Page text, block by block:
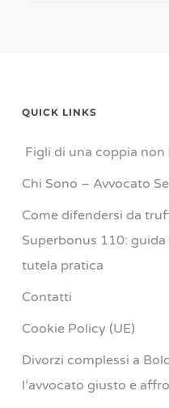
QUICK LINKS
Figli di una coppia
Chi Sono – Avvocato
Come difendersi da
Superbonus 110:
tutela pratica
Contatti
Cookie Policy (UE)
Divorzi complessi a
l’avvocato giusto e